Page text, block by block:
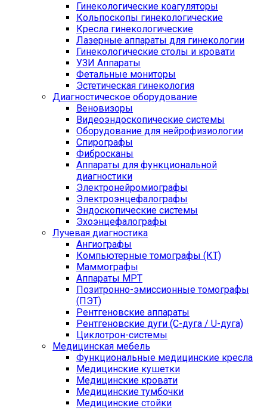
Гинекологические коагуляторы
Кольпоскопы гинекологические
Кресла гинекологические
Лазерные аппараты для гинекологии
Гинекологические столы и кровати
УЗИ Аппараты
Фетальные мониторы
Эстетическая гинекология
Диагностическое оборудование
Веновизоры
Видеоэндоскопические системы
Оборудование для нейрофизиологии
Спирографы
Фибросканы
Аппараты для функциональной
диагностики
Электронейромиографы
Электроэнцефалографы
Эндоскопические системы
Эхоэнцефалографы
Лучевая диагностика
Ангиографы
Компьютерные томографы (КТ)
Маммографы
Аппараты МРТ
Позитронно-эмиссионные томографы
(ПЭТ)
Рентгеновские аппараты
Рентгеновские дуги (С-дуга / U-дуга)
Циклотрон-системы
Медицинская мебель
Функциональные медицинские кресла
Медицинские кушетки
Медицинские кровати
Медицинские тумбочки
Медицинские стойки